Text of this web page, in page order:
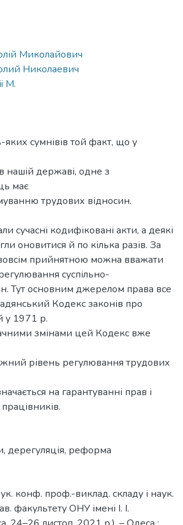
Миколайович
Николаевич
M.
сумнівів той факт, що у
нашій державі, одне з
має
трудових відносин.
сучасні кодифіковані акти, а деякі
оновитися й по кілька разів. За
прийнятною можна вважати
суспільно-
Тут основним джерелом права все
Кодекс законів про
у 1971 р.
змінами цей Кодекс вже
рівень регулювання трудових
на гарантуванні прав і
, дерегуляція, реформа
конф. проф.-виклад. складу і наук.
факультету ОНУ імені І. І.